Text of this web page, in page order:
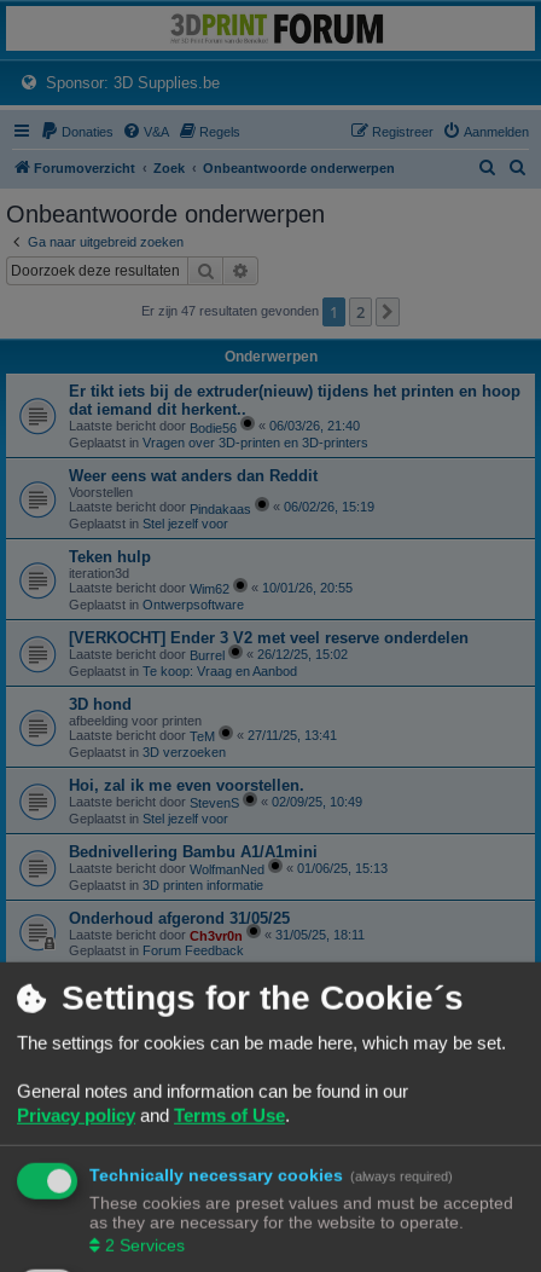
Het 3D print forum van de Benelux na de sluiting van 3dprintforum.nl
Sponsor: 3D Supplies.be(Opens a new tab)
Donaties V&A Regels Aanmelden
Registreer
Forumoverzicht Zoek Onbeantwoorde onderwerpen
Onbeantwoorde onderwerpen
Ga naar uitgebreid zoeken
Zoek
Er zijn 47 resultaten gevonden 1 2
Onderwerpen
Er tikt iets bij de extruder(nieuw) tijdens het printen en hoop
dat iemand dit herkent..
Laatste bericht door Bodie56 « 06/03/26, 21:40
Geplaatst in Vragen over 3D-printen en 3D-printers
Weer eens wat anders dan Reddit
Voorstellen
Laatste bericht door Pindakaas « 06/02/26, 15:19
Geplaatst in Stel jezelf voor
Teken hulp
iteration3d
Laatste bericht door Wim62 « 10/01/26, 20:55
Geplaatst in Ontwerpsoftware
[VERKOCHT] Ender 3 V2 met veel reserve onderdelen
Laatste bericht door Burrel « 26/12/25, 15:02
Geplaatst in Te koop: Vraag en Aanbod
3D hond
afbeelding voor printen
Laatste bericht door TeM « 27/11/25, 13:41
Geplaatst in 3D verzoeken
Hoi, zal ik me even voorstellen.
Laatste bericht door StevenS « 02/09/25, 10:49
Geplaatst in Stel jezelf voor
Bednivellering Bambu A1/A1mini
Laatste bericht door WolfmanNed « 01/06/25, 15:13
Geplaatst in 3D printen informatie
Onderhoud afgerond 31/05/25
Laatste bericht door Ch3vr0n « 31/05/25, 18:11
Geplaatst in Forum Feedback
Sunlu S4: Nieuwstaat
Laatste bericht doorCh3vr0n
11/01/25, 18:06
Te koop: Vraag en Aanbod
Anycubic Viper extruder.
Geplaatst in
3D-printer specifieke vragen
canbus (Ebb42/U2C) opgelost probleem
Geplaatst inKlipper
Forum onderhoud afgerond 08/09/24
phppbb update 3.3.13
Laatste bericht door Ch3vr0n «08/09/24, 13:06
Geplaatst in Forum Feedback
Settings for the Cookie´s
The settings for cookies can be made here, which may be set.
General notes and information can be found in our
Privacy policy and Terms of Use.
Technically necessary cookies (always required)
These cookies are preset values and must be accepted
as they are necessary for the website to operate.
2 Services